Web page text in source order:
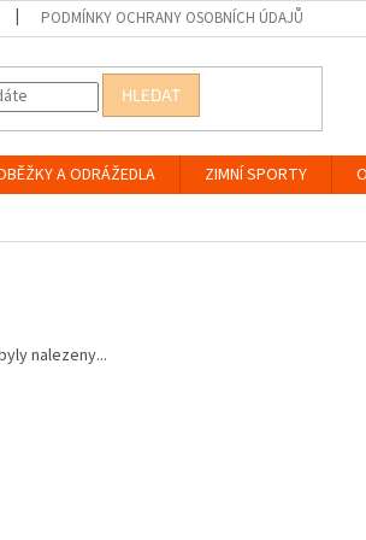
PODMÍNKY OCHRANY OSOBNÍCH ÚDAJŮ
HLEDAT
A ODRÁŽEDLA ZIMNÍ SPORTY
nalezeny...